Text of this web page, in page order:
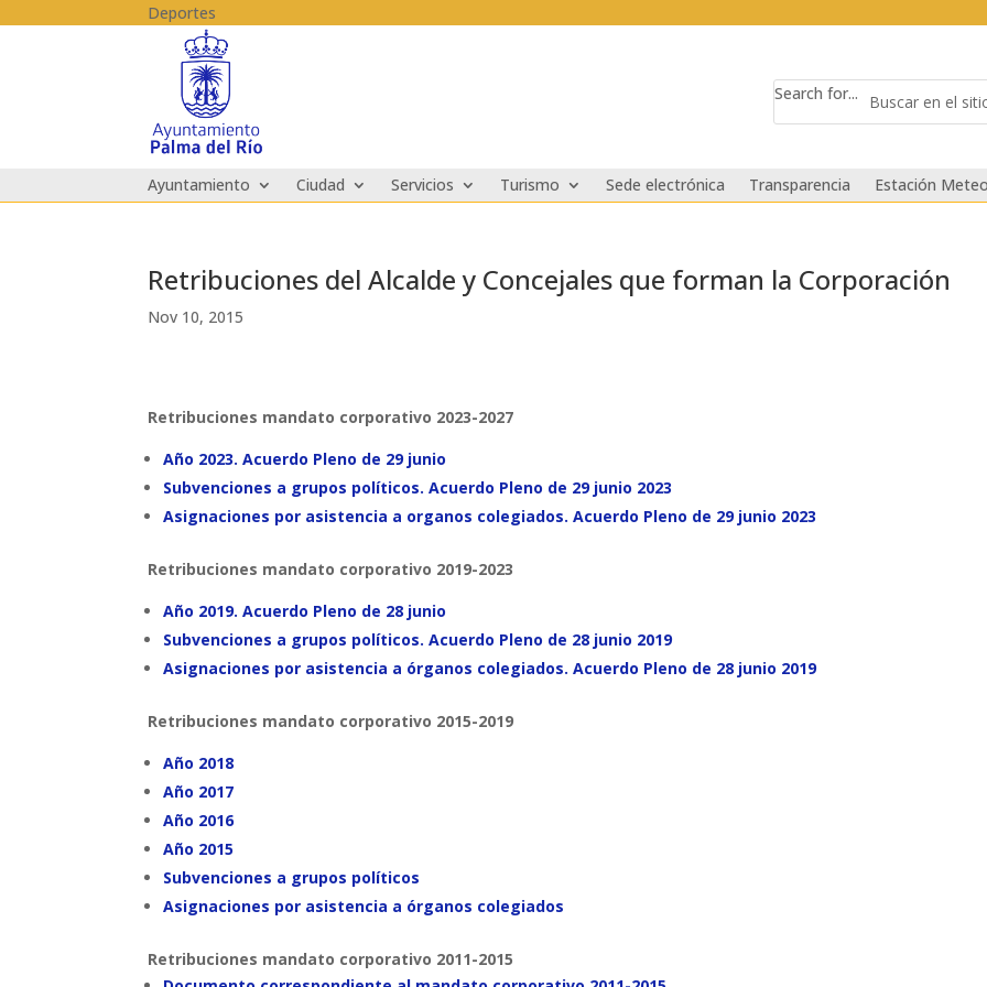
Deportes
Search for...
Ayuntamiento Ciudad Servicios Turismo Sede electrónica Transparencia Estación
Retribuciones del Alcalde y Concejales que forman la Corporación
Nov 10, 2015
Retribuciones mandato corporativo 2023-2027
Año 2023. Acuerdo Pleno de 29 junio
Subvenciones a grupos políticos. Acuerdo Pleno de 29 junio 2023
Asignaciones por asistencia a organos colegiados. Acuerdo Pleno de 29 junio 2023
Retribuciones mandato corporativo 2019-2023
Año 2019. Acuerdo Pleno de 28 junio
Subvenciones a grupos políticos. Acuerdo Pleno de 28 junio 2019
Asignaciones por asistencia a órganos colegiados. Acuerdo Pleno de 28 junio 2019
Retribuciones mandato corporativo 2015-2019
Año 2018
Año 2017
Año 2016
Año 2015
Subvenciones a grupos políticos
Asignaciones por asistencia a órganos colegiados
Retribuciones mandato corporativo 2011-2015